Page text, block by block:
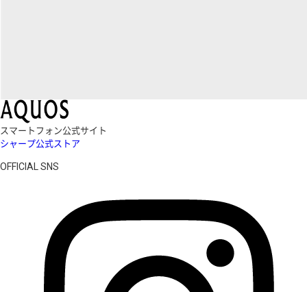
スマートフォン公式サイト
シャープ公式ストア
OFFICIAL SNS